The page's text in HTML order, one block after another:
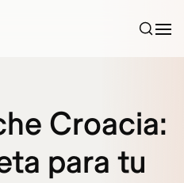
Croacia:
para tu